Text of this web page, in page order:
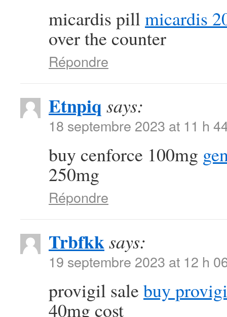
micardis pillmicardis
over the counter
Répondre
Etnpiq says:
18 septembre 2023 at 11 h
buy cenforce 100mg
250mg
Répondre
Trbfkksays:
19 septembre 2023 at 12 h
provigil sale buy
40mg cost